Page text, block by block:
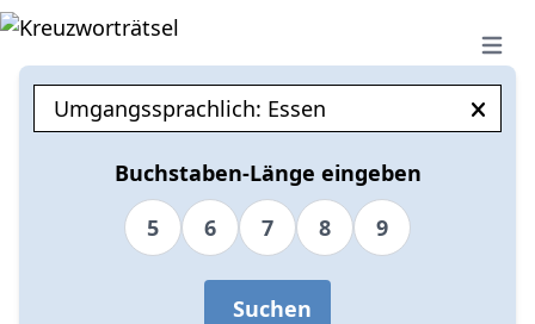
Open
Buchstaben-Länge eingeben
5
6 7 8 9
Suchen